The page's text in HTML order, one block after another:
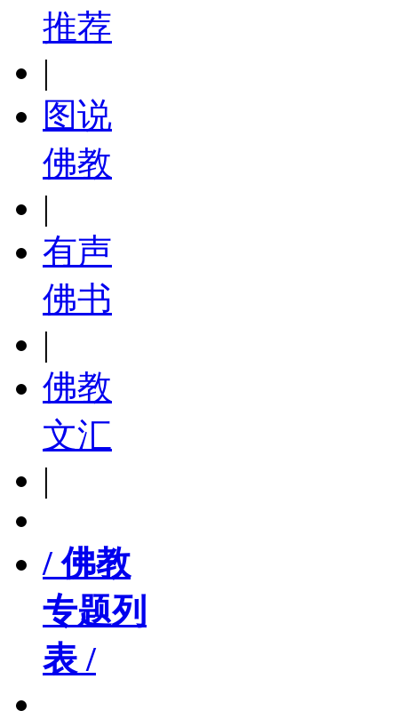
推荐
|
图说
佛教
|
有声
佛书
|
佛教
文汇
|
/ 佛教
专题列
表 /